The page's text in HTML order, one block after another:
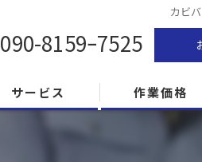
カビ
090-8159ｰ7525
サービス 作業価格